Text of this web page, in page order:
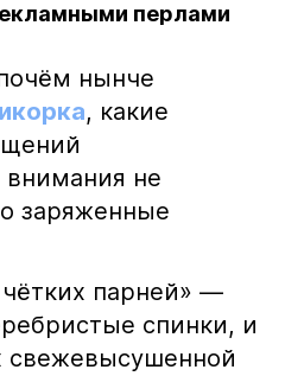
перлами
нынче
икорка, какие
внимания не
заряженные
парней» —
спинки, и
свежевысушенной